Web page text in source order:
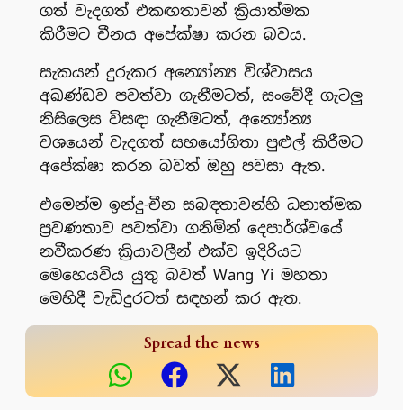
ගත් වැදගත් එකඟතාවන් ක්‍රියාත්මක
කිරීමට චීනය අපේක්ෂා කරන බවය.
සැකයන් දුරුකර අන්‍යෝන්‍ය විශ්වාසය
අඛණ්ඩව පවත්වා ගැනීමටත්, සංවේදී ගැටලු
නිසිලෙස විසඳා ගැනීමටත්, අන්‍යෝන්‍ය
වශයෙන් වැදගත් සහයෝගිතා පුළුල් කිරීමට
අපේක්ෂා කරන බවත් ඔහු පවසා ඇත.
එමෙන්ම ඉන්දු-චීන සබඳතාවන්හි ධනාත්මක
ප්‍රවණතාව පවත්වා ගනිමින් දෙපාර්ශ්වයේ
නවීකරණ ක්‍රියාවලීන් එක්ව ඉදිරියට
මෙහෙයවිය යුතු බවත් Wang Yi මහතා
මෙහිදී වැඩිදුරටත් සඳහන් කර ඇත.
Spread the news